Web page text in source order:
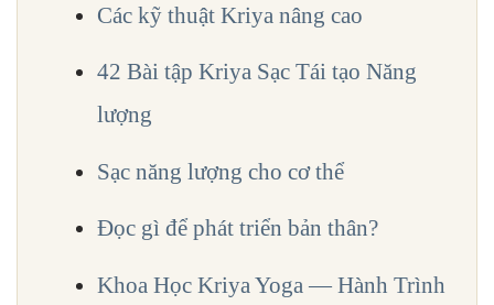
Các kỹ thuật Kriya nâng cao
42 Bài tập Kriya Sạc Tái tạo Năng
lượng
Sạc năng lượng cho cơ thể
Đọc gì để phát triển bản thân?
Khoa Học Kriya Yoga — Hành Trình